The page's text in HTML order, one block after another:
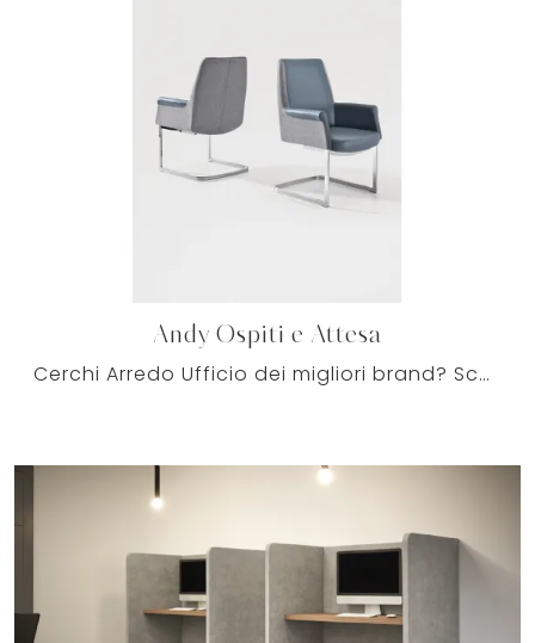
Andy Ospiti e Attesa
Cerchi Arredo Ufficio dei migliori brand? Scopri le differenti soluzioni di sedie ospiti e attesa in pelle, come il modello Andy Ospiti e Attesa di ...